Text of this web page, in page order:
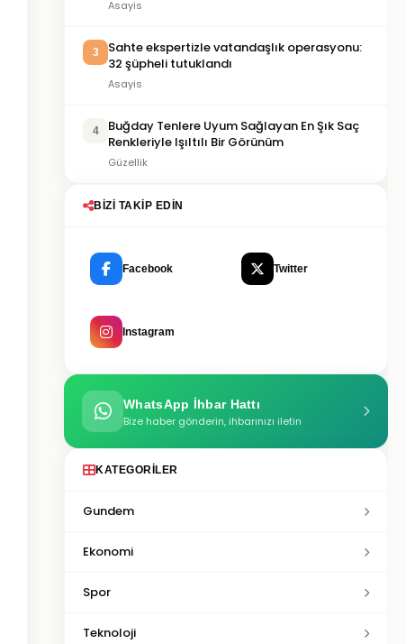
Asayis
3
Sahte ekspertizle vatandaşlık operasyonu:
32 şüpheli tutuklandı
Asayis
4
Buğday Tenlere Uyum Sağlayan En Şık Saç
Renkleriyle Işıltılı Bir Görünüm
Güzellik
BIZI TAKIP EDIN
Facebook Twitter
Instagram
WhatsApp İhbar Hattı
Bize haber gönderin, ihbarınızı iletin
KATEGORILER
Gundem
Ekonomi
Spor
Teknoloji